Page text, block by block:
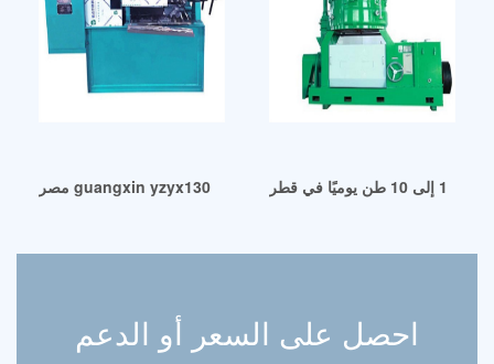
مصر guangxin yzyx130 آلة عصر الزيت للبذور المتعددة
احصل على السعر أو الدعم